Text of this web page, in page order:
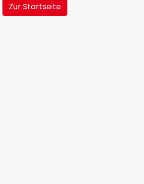
Zur Startseite